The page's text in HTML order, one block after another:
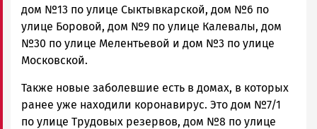
дом №13 по улице Сыктывкарской, дом №6 по
улице Боровой, дом №9 по улице Калевалы, дом
№30 по улице Мелентьевой и дом №3 по улице
Московской.
Также новые заболевшие есть в домах, в которых
ранее уже находили коронавирус. Это дом №7/1
по улице Трудовых резервов, дом №8 по улице